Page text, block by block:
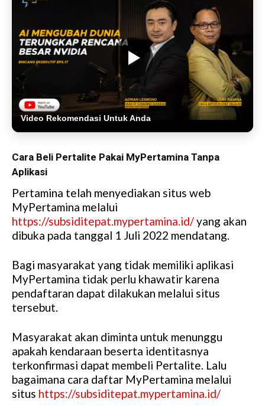
Video Rekomendasi Untuk Anda
Cara Beli Pertalite Pakai MyPertamina Tanpa
Aplikasi
Pertamina telah menyediakan situs web
MyPertamina melalui
https://subsiditepat.mypertamina.id/yang akan
dibuka pada tanggal 1 Juli 2022 mendatang.
Bagi masyarakat yang tidak memiliki aplikasi
MyPertamina tidak perlu khawatir karena
pendaftaran dapat dilakukan melalui situs
tersebut.
Masyarakat akan diminta untuk menunggu
apakah kendaraan beserta identitasnya
terkonfirmasi dapat membeli Pertalite. Lalu
bagaimana cara daftar MyPertamina melalui
situs https://subsiditepat.mypertamina.id/